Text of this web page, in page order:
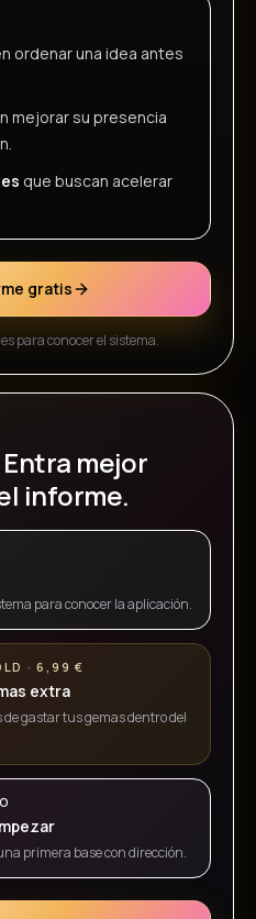
ordenar una idea antes
mejorar su presencia
que buscan acelerar
gratis
para conocer el sistema.
mejor
informe.
para conocer la aplicación.
· 6,99 €
extra
gastar tus gemas dentro del
primera base con dirección.